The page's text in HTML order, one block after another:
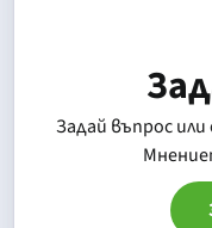
Задай въпрос